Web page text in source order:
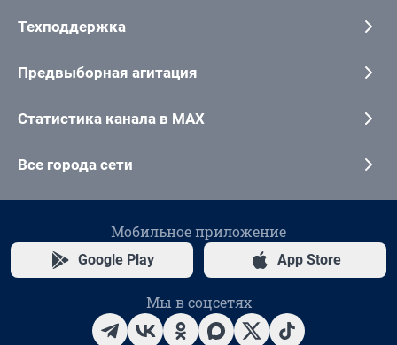
Техподдержка
Предвыборная агитация
Статистика канала в MAX
Все города сети
Мобильное приложение
Google Play App Store
Мы в соцсетях